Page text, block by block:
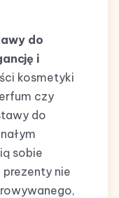
do
i
kosmetyki
czy
do
sobie
nie